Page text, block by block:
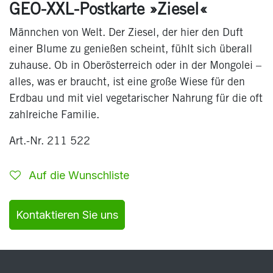
GEO-XXL-Postkarte »Ziesel«
Männchen von Welt. Der Ziesel, der hier den Duft
einer Blume zu genießen scheint, fühlt sich überall
zuhause. Ob in Oberösterreich oder in der Mongolei –
alles, was er braucht, ist eine große Wiese für den
Erdbau und mit viel vegetarischer Nahrung für die oft
zahlreiche Familie.
Art.-Nr. 211 522
Auf die Wunschliste
Kontaktieren Sie uns